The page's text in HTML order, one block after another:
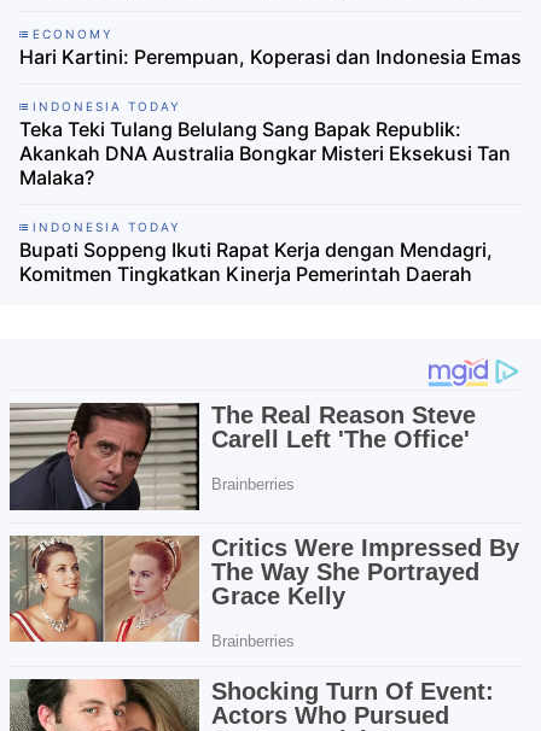
ECONOMY
Hari Kartini: Perempuan, Koperasi dan Indonesia Emas
INDONESIA TODAY
Teka Teki Tulang Belulang Sang Bapak Republik:
Akankah DNA Australia Bongkar Misteri Eksekusi Tan
Malaka?
INDONESIA TODAY
Bupati Soppeng Ikuti Rapat Kerja dengan Mendagri,
Komitmen Tingkatkan Kinerja Pemerintah Daerah